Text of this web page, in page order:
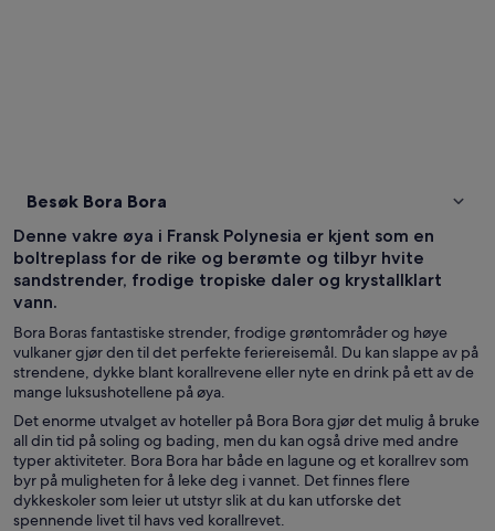
Besøk Bora Bora
Denne vakre øya i Fransk Polynesia er kjent som en
boltreplass for de rike og berømte og tilbyr hvite
sandstrender, frodige tropiske daler og krystallklart
vann.
Bora Boras fantastiske strender, frodige grøntområder og høye
vulkaner gjør den til det perfekte feriereisemål. Du kan slappe av på
strendene, dykke blant korallrevene eller nyte en drink på ett av de
mange luksushotellene på øya.
Det enorme utvalget av hoteller på Bora Bora gjør det mulig å bruke
all din tid på soling og bading, men du kan også drive med andre
typer aktiviteter. Bora Bora har både en lagune og et korallrev som
byr på muligheten for å leke deg i vannet. Det finnes flere
dykkeskoler som leier ut utstyr slik at du kan utforske det
spennende livet til havs ved korallrevet.